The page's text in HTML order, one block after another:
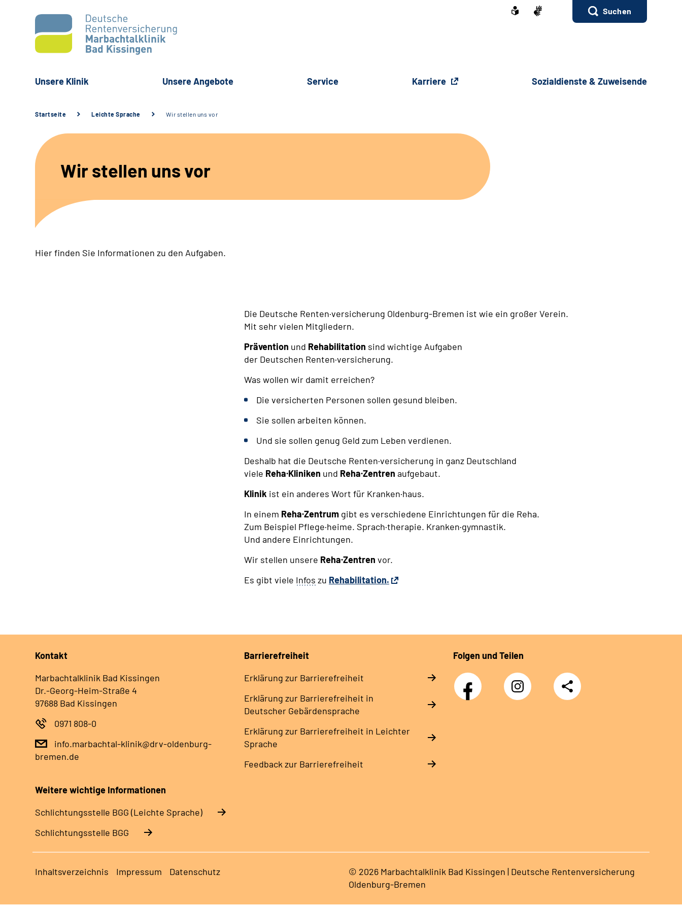
Suchen
Unsere Klinik Unsere Angebote Service Karriere Sozialdienste & Zuweisende
Startseite Leichte Sprache Wir stellen uns vor
Wir stellen uns vor
Hier finden Sie Informationen zu den Aufgaben.
Die Deutsche Renten·versicherung Oldenburg-Bremen ist wie ein großer Verein.
Mit sehr vielen Mitgliedern.
Prävention und Rehabilitation sind wichtige Aufgaben
der Deutschen Renten·versicherung.
Was wollen wir damit erreichen?
Die versicherten Personen sollen gesund bleiben.
Sie sollen arbeiten können.
Und sie sollen genug Geld zum Leben verdienen.
Deshalb hat die Deutsche Renten·versicherung in ganz Deutschland
viele Reha·Kliniken und Reha·Zentren aufgebaut.
Klinik ist ein anderes Wort für Kranken·haus.
In einem Reha·Zentrum gibt es verschiedene Einrichtungen für die Reha.
Zum Beispiel Pflege·heime. Sprach·therapie. Kranken·gymnastik.
Und andere Einrichtungen.
Wir stellen unsere Reha·Zentren vor.
Es gibt viele Infos zu Rehabilitation.
Kontakt
Marbachtalklinik Bad Kissingen
Dr.-Georg-Heim-Straße 4
97688 Bad Kissingen
0971 808-0
info.marbachtal-klinik@drv-oldenburg-
bremen.de
Barrierefreiheit
Erklärung zur Barrierefreiheit
Erklärung zur Barrierefreiheit in
Deutscher Gebärdensprache
Erklärung zur Barrierefreiheit in Leichter
Sprache
Feedback zur Barrierefreiheit
Folgen und Teilen
Facebook Instagram
Teilen
Weitere wichtige Informationen
Schlich­tungs­stel­le BGG (Leichte Sprache)
Schlich­tungs­stel­le BGG
Inhaltsverzeichnis Impressum Datenschutz
© 2026 Marbachtalklinik Bad Kissingen | Deutsche Rentenversicherung
Oldenburg-Bremen